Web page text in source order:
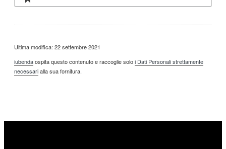
Ultima modifica: 22 settembre 2021
iubendaospita questo contenuto e raccoglie soloi Dati Personali strettamente
necessarialla sua fornitura.